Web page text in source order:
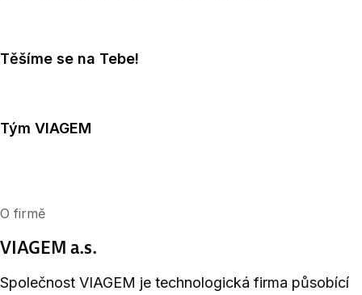
Těšíme se na Tebe!
Tým VIAGEM
O firmě
VIAGEM a.s.
Společnost VIAGEM je technologická firma působící